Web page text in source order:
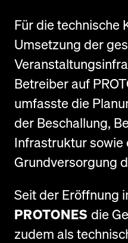
Für die technische
Umsetzung der
Betreiber auf
umfasste die
der Beschallung,
Infrastruktur sowie
Grundversorgung
Seit der Eröffnung
PROTONES die
zudem als